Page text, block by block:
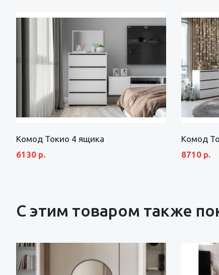
Комод Токио 4 ящика
6130 р.
Комод
8710 р.
С этим товаром также